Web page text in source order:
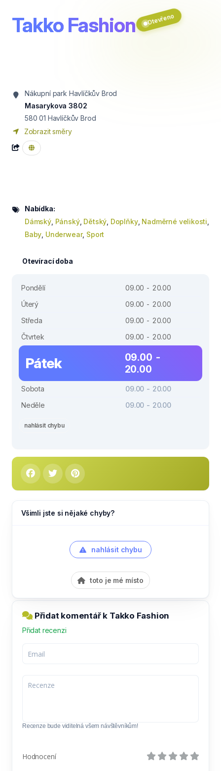
Takko Fashion Otevřeno
Nákupní park Havlíčkův Brod
Masarykova 3802
580 01 Havlíčkův Brod
Zobrazit směry
Nabídka:
Dámský, Pánský, Dětský Doplňky, Nadměrné velikosti
Baby Underwear, Sport
Otevírací doba
Pondělí
09.00 - 20.00
Úterý
09.00 - 20.00
Středa
09.00 - 20.00
Čtvrtek
09.00 - 20.00
Pátek
09.00 -
20.00
Sobota
09.00 - 20.00
Neděle
09.00 - 20.00
nahlásit chybu
Všimli jste si nějaké chyby?
nahlásit chybu
toto je mé místo
Přidat komentář k Takko Fashion
Přidat recenzi
Recenze bude viditelná všem návštěvníkům!
Hodnocení